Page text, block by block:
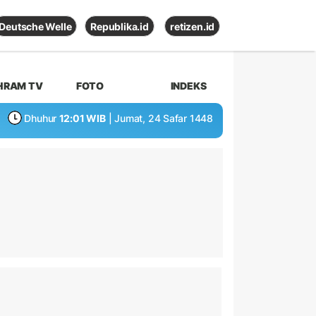
Deutsche Welle Republika.id retizen.id
TV FOTO INDEKS
Dhuhur 12:01 WIB | Jumat, 24 Safar 1448